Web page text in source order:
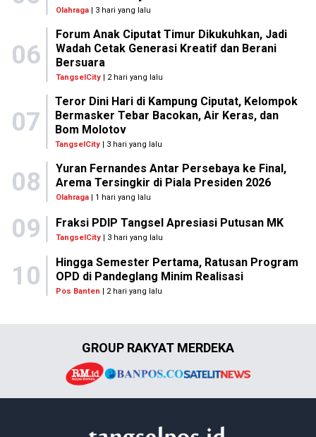
Olahraga| 3 hari yang lalu
06
Forum Anak Ciputat Timur Dikukuhkan, Jadi
Wadah Cetak Generasi Kreatif dan Berani
Bersuara
TangselCity| 2 hari yang lalu
07
Teror Dini Hari di Kampung Ciputat, Kelompok
Bermasker Tebar Bacokan, Air Keras, dan
Bom Molotov
TangselCity | 3 hari yang lalu
08
Yuran Fernandes Antar Persebaya ke Final,
Arema Tersingkir di Piala Presiden 2026
Olahraga| 1 hari yang lalu
09 Fraksi PDIP Tangsel Apresiasi Putusan MK
TangselCity | 3 hari yang lalu
10
Hingga Semester Pertama, Ratusan Program
OPD di Pandeglang Minim Realisasi
Pos Banten | 2 hari yang lalu
GROUP RAKYAT MERDEKA